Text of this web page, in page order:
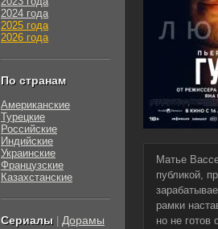
Матье
публикой,
рамки
но не готов
2024 года
2025 года
2026 года
По странам
Американские
Турецкие
Российские
Индийские
Украинские
Французские
Казахстанские
Сериалы Дорамы